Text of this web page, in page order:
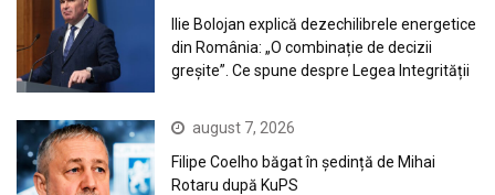
Ilie Bolojan explică dezechilibrele energetice
din România: „O combinație de decizii
greșite”. Ce spune despre Legea Integrității
august 7, 2026
Filipe Coelho băgat în ședință de Mihai
Rotaru după KuPS